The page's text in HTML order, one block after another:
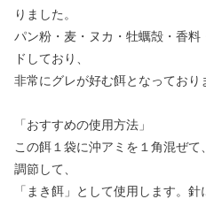
りました。
パン粉・麦・ヌカ・牡蠣殻・香
ドしており、
非常にグレが好む餌となっており
「おすすめの使用方法」
この餌１袋に沖アミを１角混ぜ
調節して、
「まき餌」として使用します。